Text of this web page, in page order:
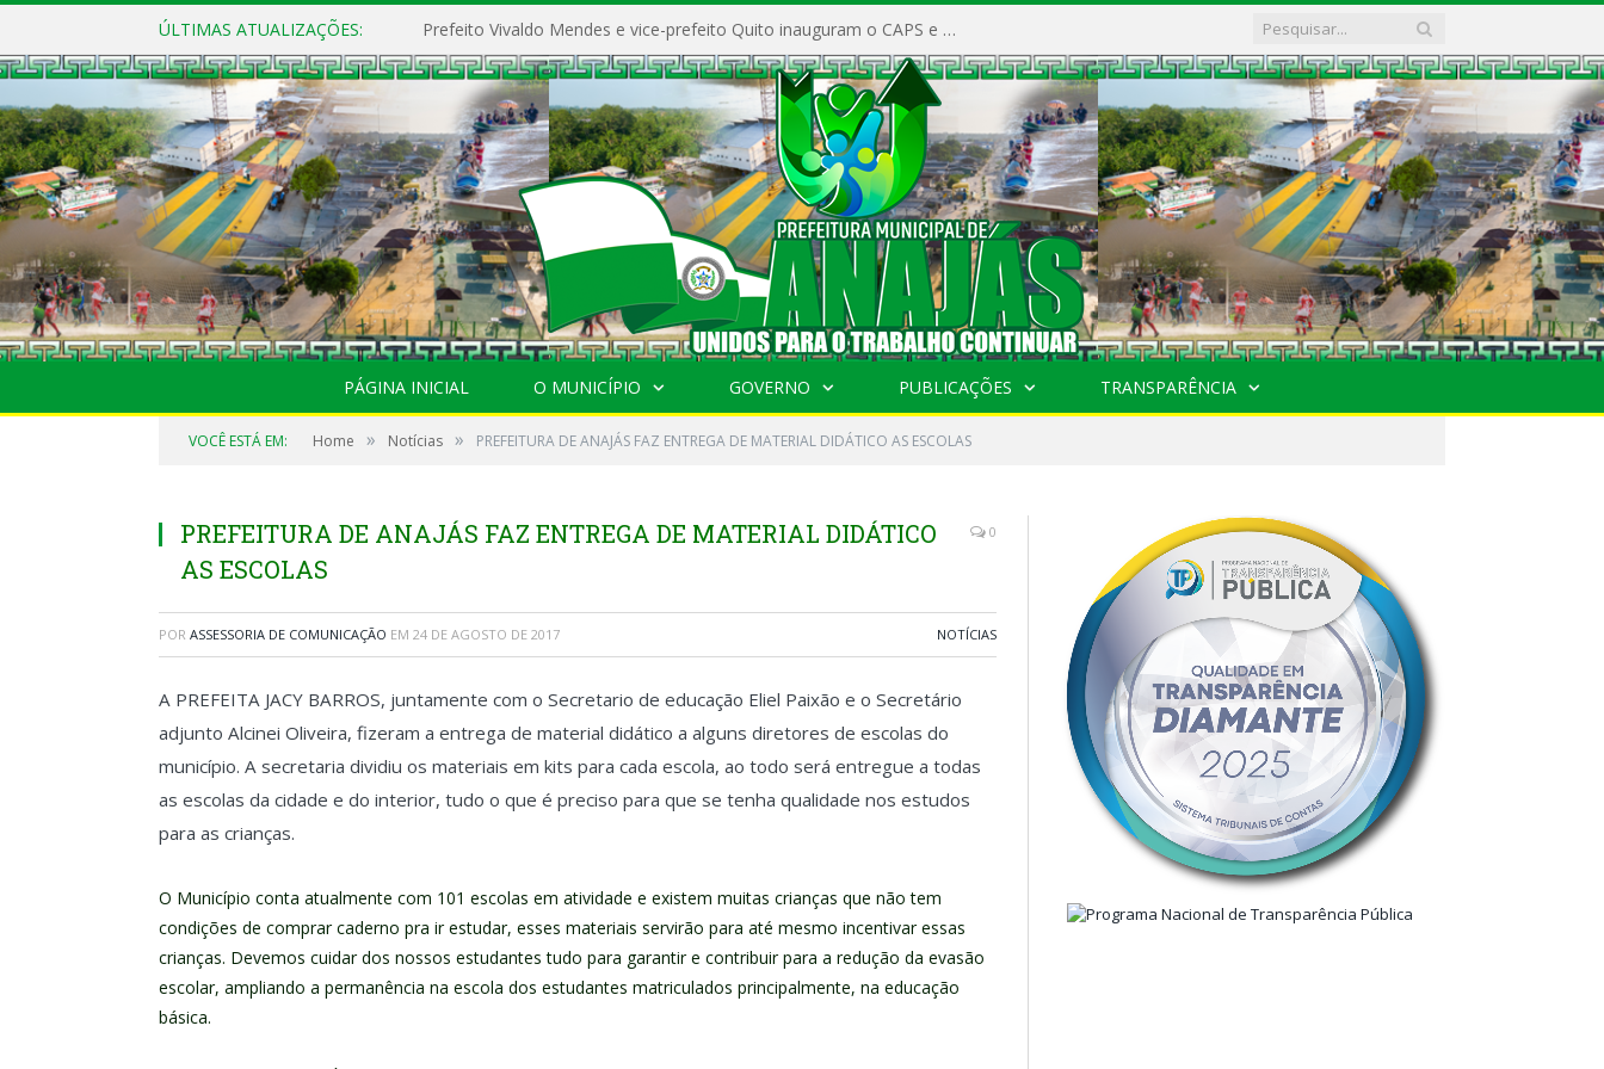
ÚLTIMAS ATUALIZAÇÕES: Prefeito Vivaldo Mendes e vice-prefeito Quito inauguram o CAPS e fortalecem a saúde pública em Anajás.
PÁGINA INICIAL O MUNICÍPIO GOVERNO PUBLICAÇÕES TRANSPARÊNCIA
VOCÊ ESTÁ EM: Home » Notícias » PREFEITURA DE ANAJÁS FAZ ENTREGA DE MATERIAL DIDÁTICO AS ESCOLAS
PREFEITURA DE ANAJÁS FAZ ENTREGA DE MATERIAL DIDÁTICO
AS ESCOLAS
0
POR ASSESSORIA DE COMUNICAÇÃO EM 24 DE AGOSTO DE 2017 NOTÍCIAS
A PREFEITA JACY BARROS, juntamente com o Secretario de educação Eliel Paixão e o Secretário
adjunto Alcinei Oliveira, fizeram a entrega de material didático a alguns diretores de escolas do
município. A secretaria dividiu os materiais em kits para cada escola, ao todo será entregue a todas
as escolas da cidade e do interior, tudo o que é preciso para que se tenha qualidade nos estudos
para as crianças.
O Município conta atualmente com 101 escolas em atividade e existem muitas crianças que não tem
condições de comprar caderno pra ir estudar, esses materiais servirão para até mesmo incentivar essas
crianças. Devemos cuidar dos nossos estudantes tudo para garantir e contribuir para a redução da evasão
escolar, ampliando a permanência na escola dos estudantes matriculados principalmente, na educação
básica.